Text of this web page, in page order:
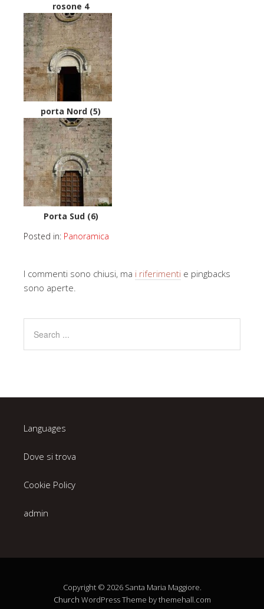
rosone 4
porta Nord (5)
Porta Sud (6)
Posted in: Panoramica
I commenti sono chiusi, ma i riferimenti e pingbacks
sono aperte.
Languages
Dove si trova
Cookie Policy
admin
Copyright © 2026 Santa Maria Maggiore.
Church WordPress Theme by themehall.com